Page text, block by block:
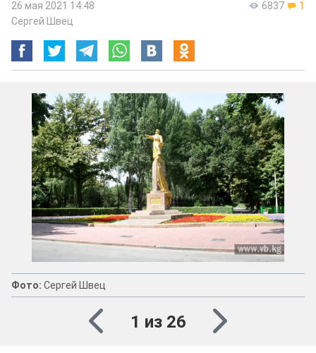
6837 1
26 мая 2021 14:48
Сергей Швец
Фото: Сергей Швец
1 из 26